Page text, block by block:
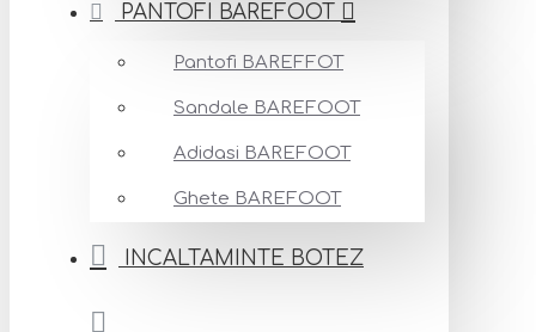
PANTOFI BAREFOOT
Pantofi BAREFFOT
Sandale BAREFOOT
Adidasi BAREFOOT
Ghete BAREFOOT
INCALTAMINTE BOTEZ